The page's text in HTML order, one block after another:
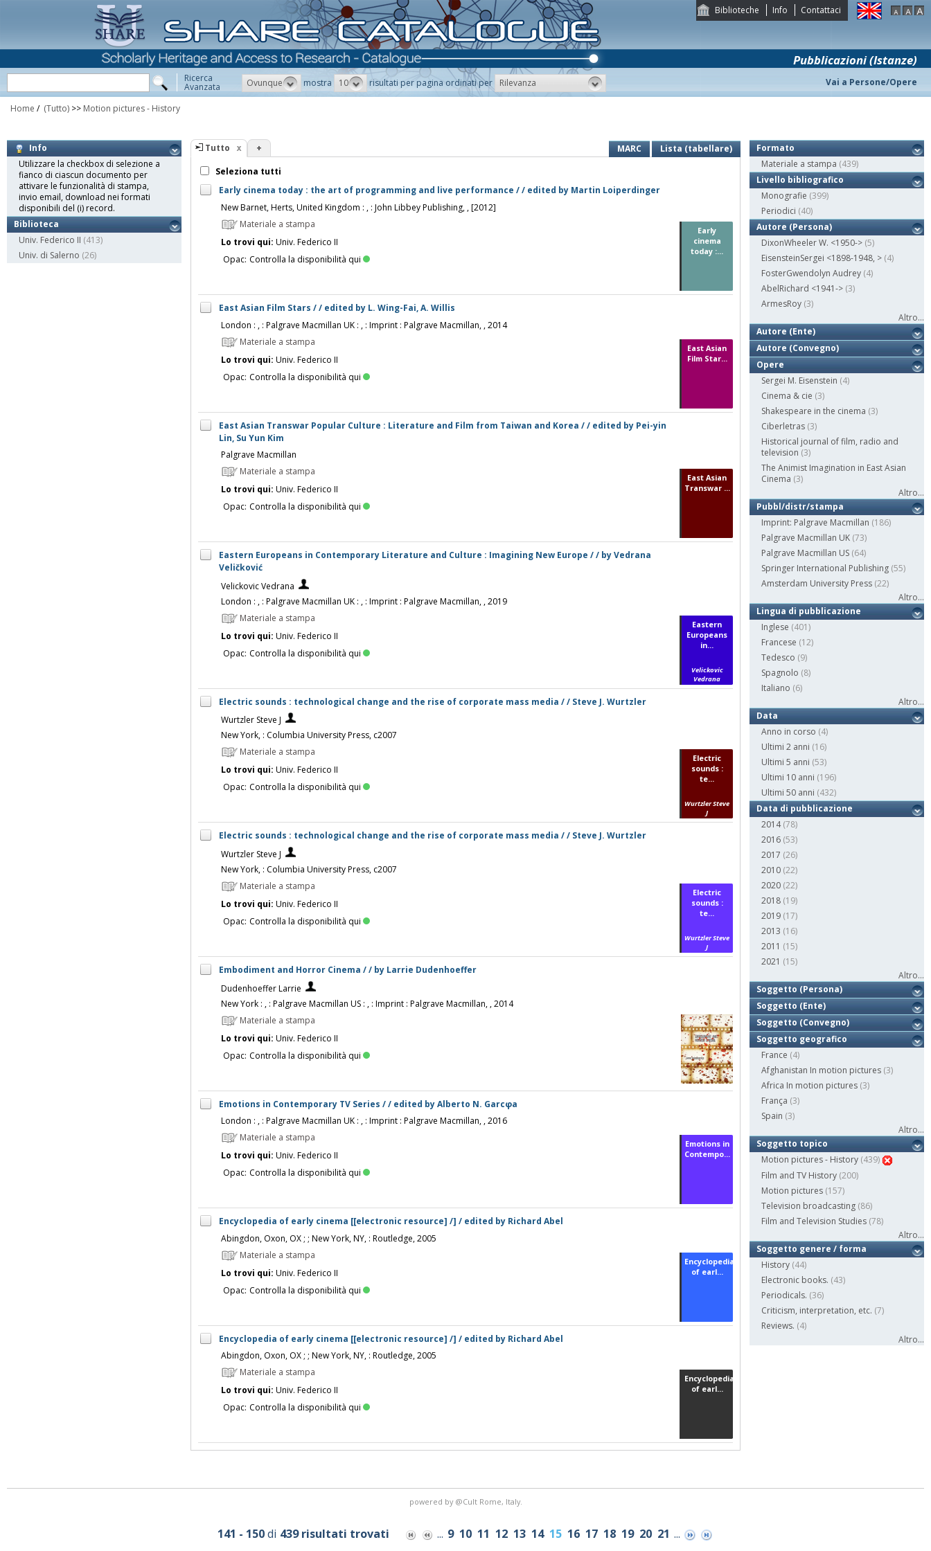
Biblioteche Info Contattaci
Pubblicazioni (Istanze)
Ricerca
Avanzata Ovunque mostra 10 risultati per pagina ordinati per Rilevanza Vai a Persone/Opere
Home / (Tutto) >> Motion pictures - History
Info
Utilizzare la checkbox di selezione a
fianco di ciascun documento per
attivare le funzionalità di stampa,
invio email, download nei formati
disponibili del (i) record.
Biblioteca
Univ. Federico II (413)
Univ. di Salerno (26)
Tutto + MARC
Lista (tabellare)
Seleziona tutti
Early cinema today : the art of programming and live performance / / edited by Martin Loiperdinger
New Barnet, Herts, United Kingdom : , : John Libbey Publishing, , [2012]
Materiale a stampa
Lo trovi qui: Univ. Federico II
Opac: Controlla la disponibilità qui
Early
cinema
today :...
East Asian Film Stars / / edited by L. Wing-Fai, A. Willis
London : , : Palgrave Macmillan UK : , : Imprint : Palgrave Macmillan, , 2014
Materiale a stampa
Lo trovi qui: Univ. Federico II
Opac: Controlla la disponibilità qui
East Asian
Film Star...
East Asian Transwar Popular Culture : Literature and Film from Taiwan and Korea / / edited by Pei-yin
Lin, Su Yun Kim
Palgrave Macmillan
Materiale a stampa
Lo trovi qui: Univ. Federico II
Opac: Controlla la disponibilità qui
East Asian
Transwar ...
Eastern Europeans in Contemporary Literature and Culture : Imagining New Europe / / by Vedrana
Veličković
Velickovic Vedrana
London : , : Palgrave Macmillan UK : , : Imprint : Palgrave Macmillan, , 2019
Materiale a stampa
Lo trovi qui: Univ. Federico II
Opac: Controlla la disponibilità qui
Eastern
Europeans
in...
Velickovic
Vedrana
Electric sounds : technological change and the rise of corporate mass media / / Steve J. Wurtzler
Wurtzler Steve J
New York, : Columbia University Press, c2007
Materiale a stampa
Lo trovi qui: Univ. Federico II
Opac: Controlla la disponibilità qui
Electric
sounds :
te...
Wurtzler Steve
J
Electric sounds : technological change and the rise of corporate mass media / / Steve J. Wurtzler
Wurtzler Steve J
New York, : Columbia University Press, c2007
Materiale a stampa
Lo trovi qui: Univ. Federico II
Opac: Controlla la disponibilità qui
Electric
sounds :
te...
Wurtzler Steve
J
Embodiment and Horror Cinema / / by Larrie Dudenhoeffer
Dudenhoeffer Larrie
New York : , : Palgrave Macmillan US : , : Imprint : Palgrave Macmillan, , 2014
Materiale a stampa
Lo trovi qui: Univ. Federico II
Opac: Controlla la disponibilità qui
Emotions in Contemporary TV Series / / edited by Alberto N. Garcφa
London : , : Palgrave Macmillan UK : , : Imprint : Palgrave Macmillan, , 2016
Materiale a stampa
Lo trovi qui: Univ. Federico II
Opac: Controlla la disponibilità qui
Emotions in
Contempo...
Encyclopedia of early cinema [[electronic resource] /] / edited by Richard Abel
Abingdon, Oxon, OX ; ; New York, NY, : Routledge, 2005
Materiale a stampa
Lo trovi qui: Univ. Federico II
Opac: Controlla la disponibilità qui
Encyclopedia
of earl...
Encyclopedia of early cinema [[electronic resource] /] / edited by Richard Abel
Abingdon, Oxon, OX ; ; New York, NY, : Routledge, 2005
Materiale a stampa
Lo trovi qui: Univ. Federico II
Opac: Controlla la disponibilità qui
Encyclopedia
of earl...
141 - 150di 439 risultati trovati ... 9 10 11 12 13 14 15 16 17 18 19 20 21 ...
Formato
Materiale a stampa (439)
Livello bibliografico
Monografie (399)
Periodici (40)
Autore (Persona)
DixonWheeler W. <1950-> (5)
EisensteinSergei <1898-1948, > (4)
FosterGwendolyn Audrey (4)
AbelRichard <1941-> (3)
ArmesRoy (3)
Altro...
Autore (Ente)
Autore (Convegno)
Opere
Sergei M. Eisenstein (4)
Cinema & cie (3)
Shakespeare in the cinema (3)
Ciberletras (3)
Historical journal of film, radio and
television (3)
The Animist Imagination in East Asian
Cinema (3)
Altro...
Pubbl/distr/stampa
Imprint: Palgrave Macmillan (186)
Palgrave Macmillan UK (73)
Palgrave Macmillan US (64)
Springer International Publishing (55)
Amsterdam University Press (22)
Altro...
Lingua di pubblicazione
Inglese (401)
Francese (12)
Tedesco (9)
Spagnolo (8)
Italiano (6)
Altro...
Data
Anno in corso (4)
Ultimi 2 anni (16)
Ultimi 5 anni (53)
Ultimi 10 anni (196)
Ultimi 50 anni (432)
Data di pubblicazione
2014 (78)
2016 (53)
2017 (26)
2010 (22)
2020 (22)
2018 (19)
2019 (17)
2013 (16)
2011 (15)
2021 (15)
Altro...
Soggetto (Persona)
Soggetto (Ente)
Soggetto (Convegno)
Soggetto geografico
France (4)
Afghanistan In motion pictures (3)
Africa In motion pictures (3)
França (3)
Spain (3)
Altro...
Soggetto topico
Motion pictures - History (439)
Film and TV History (200)
Motion pictures (157)
Television broadcasting (86)
Film and Television Studies (78)
Altro...
Soggetto genere / forma
History (44)
Electronic books. (43)
Periodicals. (36)
Criticism, interpretation, etc. (7)
Reviews. (4)
Altro...
powered by @Cult Rome, Italy.